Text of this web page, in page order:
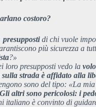
costoro?
di chi vuole
più sicurezza a
?»
loro presupposti vedo la
strada è affidato alla
sono del tipo: «La
Gli altri sono pericolosi: i
italiano è convinto di